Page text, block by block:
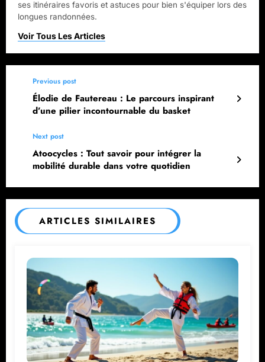
ses itinéraires favoris et astuces pour bien s'équiper lors des
longues randonnées.
Previous post
Élodie de Fautereau : Le parcours inspirant
d’une pilier incontournable du basket
Next post
Atoocycles : Tout savoir pour intégrer la
mobilité durable dans votre quotidien
ARTICLES SIMILAIRES